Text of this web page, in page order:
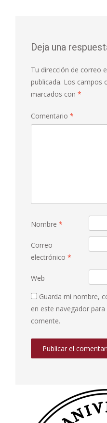
Deja una
Tu dirección de correo
publicada. Los campos
marcados con *
Comentario *
Nombre *
Correo
electrónico *
Web
Guarda mi nombre,
en este navegador
comente.